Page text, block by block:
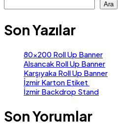
Ara
Son Yazılar
80×200 Roll Up Banner
Alsancak Roll Up Banner
Karşıyaka Roll Up Banner
İzmir Karton Etiket
İzmir Backdrop Stand
Son Yorumlar